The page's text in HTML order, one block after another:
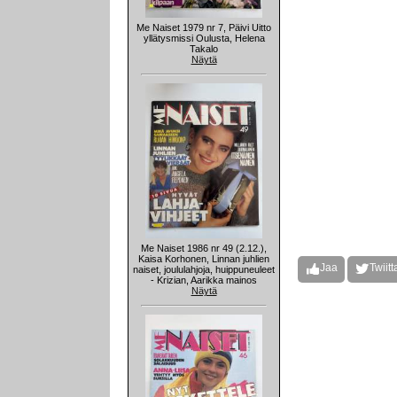
Me Naiset 1979 nr 7, Päivi Uitto
yllätysmissi Oulusta, Helena
Takalo
Näytä
Me Naiset 1986 nr 49 (2.12.),
Kaisa Korhonen, Linnan juhlien
naiset, joululahjoja, huippuneuleet
- Krizian, Aarikka mainos
Näytä
Jaa